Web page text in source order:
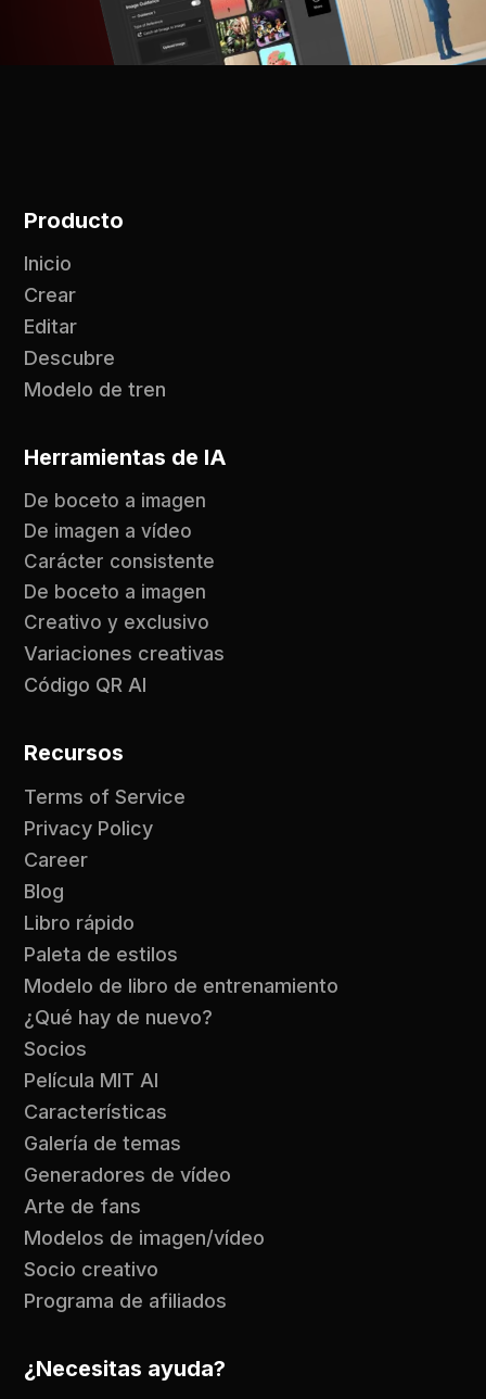
Producto
Inicio
Crear
Editar
Descubre
Modelo de tren
Herramientas de IA
De boceto a imagen
De imagen a vídeo
Carácter consistente
De boceto a imagen
Creativo y exclusivo
Variaciones creativas
Código QR AI
Recursos
Terms of Service
Privacy Policy
Career
Blog
Libro rápido
Paleta de estilos
Modelo de libro de entrenamiento
¿Qué hay de nuevo?
Socios
Película MIT AI
Características
Galería de temas
Generadores de vídeo
Arte de fans
Modelos de imagen/vídeo
Socio creativo
Programa de afiliados
¿Necesitas ayuda?